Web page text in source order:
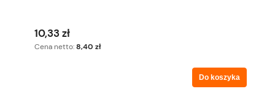
10,33 zł
Cena netto:8,40 zł
Do koszyka